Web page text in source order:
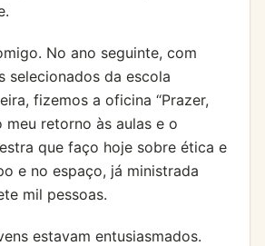
No ano seguinte, com
selecionados da escola
fizemos a oficina “Prazer,
meu retorno às aulas e o
que faço hoje sobre ética e
e no espaço, já ministrada
mil pessoas.
estavam entusiasmados.